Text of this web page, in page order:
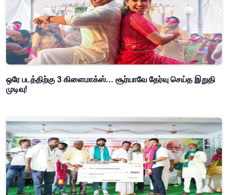
ஒரே படத்திற்கு 3 கிளைமாக்ஸ்... சூர்யாவே தேர்வு செய்த இறுதி
முடிவு!